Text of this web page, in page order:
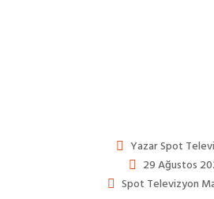
YazarSpot
29 Ağustos
Spot Televizyon